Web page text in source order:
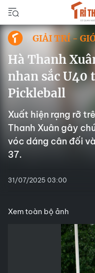
GIẢI TRÍ -
Hà Thanh
nhan sắc U40
Pickleball
Xuất hiện rạng rỡ
Thanh Xuân gây
vóc dáng cân đối
37.
31/07/2025 03:00
Xem toàn bộ ảnh